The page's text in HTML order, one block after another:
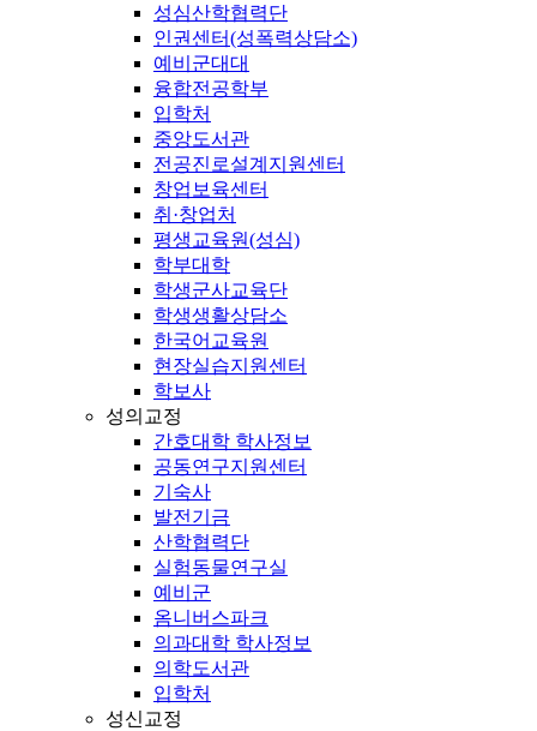
성심산학협력단
인권센터(성폭력상담소)
예비군대대
융합전공학부
입학처
중앙도서관
전공진로설계지원센터
창업보육센터
취·창업처
평생교육원(성심)
학부대학
학생군사교육단
학생생활상담소
한국어교육원
현장실습지원센터
학보사
성의교정
간호대학 학사정보
공동연구지원센터
기숙사
발전기금
산학협력단
실험동물연구실
예비군
옴니버스파크
의과대학 학사정보
의학도서관
입학처
성신교정